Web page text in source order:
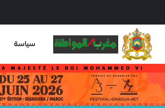
سياسة